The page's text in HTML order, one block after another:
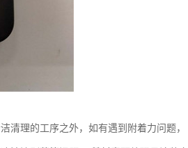
清理的工序之外，如有遇到附着力问题，